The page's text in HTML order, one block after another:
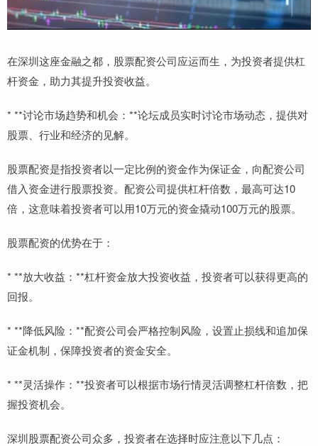
在深圳这座金融之都，股票配资公司应运而生，为投资者提供杠
杆资金，助力其提升投资收益。
* **讨论市场趋势和机会：**论坛成员实时讨论市场动态，提供对
股票、行业和经济的见解。
股票配资是指投资者以一定比例的资金作为保证金，向配资公司
借入资金进行股票投资。配资公司提供杠杆倍数，最高可达10
倍，这意味着投资者可以用10万元的资金撬动100万元的股票。
股票配资的优势在于：
* **放大收益：**杠杆资金放大投资收益，投资者可以获得更高的
回报。
* **降低风险：**配资公司会严格控制风险，设置止损线和追加保
证金机制，保障投资者的资金安全。
* **灵活操作：**投资者可以根据市场行情灵活调整杠杆倍数，把
握投资机会。
深圳股票配资公司众多，投资者在选择时应注意以下几点：